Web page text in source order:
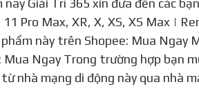
nay Giải Trí 365 xin đưa đến các
11 Pro Max, XR, X, XS, XS Max |
này trên Shopee: Mua Ngay
Mua Ngay Trong trường hợp bạn
từ nhà mạng di động này qua nhà